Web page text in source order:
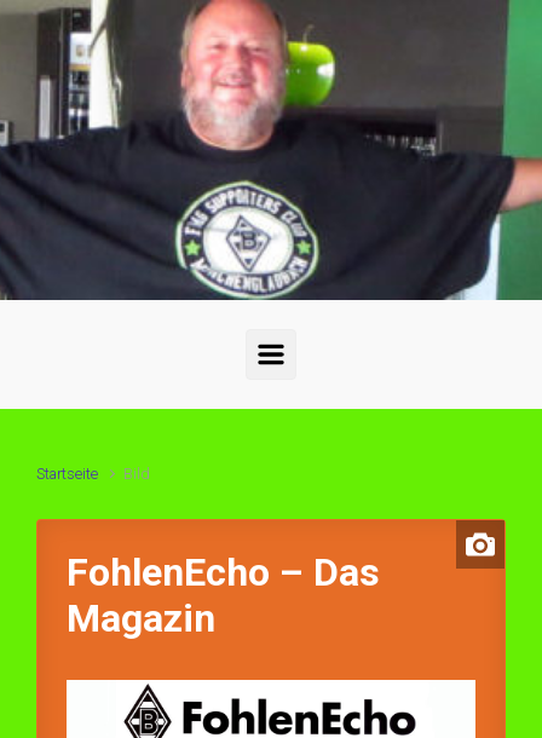
Zum Hauptinhalt springen
Startseite Bild
FohlenEcho – Das
Magazin